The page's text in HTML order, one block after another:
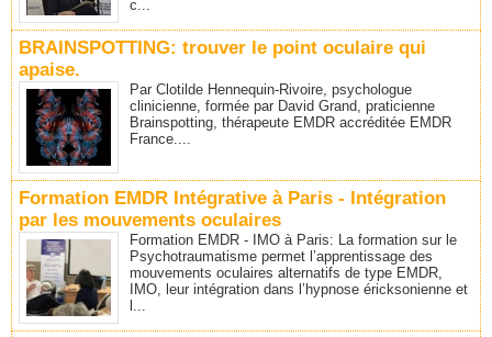
c...
BRAINSPOTTING: trouver le point oculaire qui
apaise.
Par Clotilde Hennequin-Rivoire, psychologue
clinicienne, formée par David Grand, praticienne
Brainspotting, thérapeute EMDR accréditée EMDR
France....
Formation EMDR Intégrative à Paris - Intégration
par les mouvements oculaires
Formation EMDR - IMO à Paris: La formation sur le
Psychotraumatisme permet l’apprentissage des
mouvements oculaires alternatifs de type EMDR,
IMO, leur intégration dans l’hypnose éricksonienne et
l...